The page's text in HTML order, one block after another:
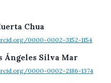
Chua
0000-0002-3152-1154
Ángeles Silva Mar
0000-0002-2186-1374